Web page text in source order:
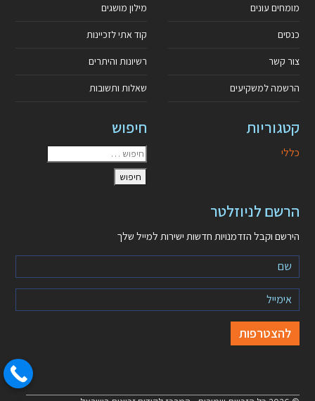
מומחים עונים
כנסים
צור קשר
הרשמה למשקיעים
מילון מושגים
קוד אתי לזכיינות
רשיונות והיתרים
שאלות ותשובות
קטגוריות
כללי
חיפוש
הרשם לניוזלטר
הירשם וקבל הזדמנויות חדשות ישירות למייל שלך